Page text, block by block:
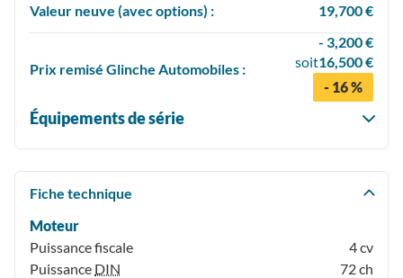
Valeur neuve (avec options) :
19,700 €
Prix remisé Glinche Automobiles :
- 3,200 €
soit16,500 €
- 16 %
Équipements de série
Fiche technique
Moteur
Puissance fiscale
4 cv
Puissance DIN
72 ch